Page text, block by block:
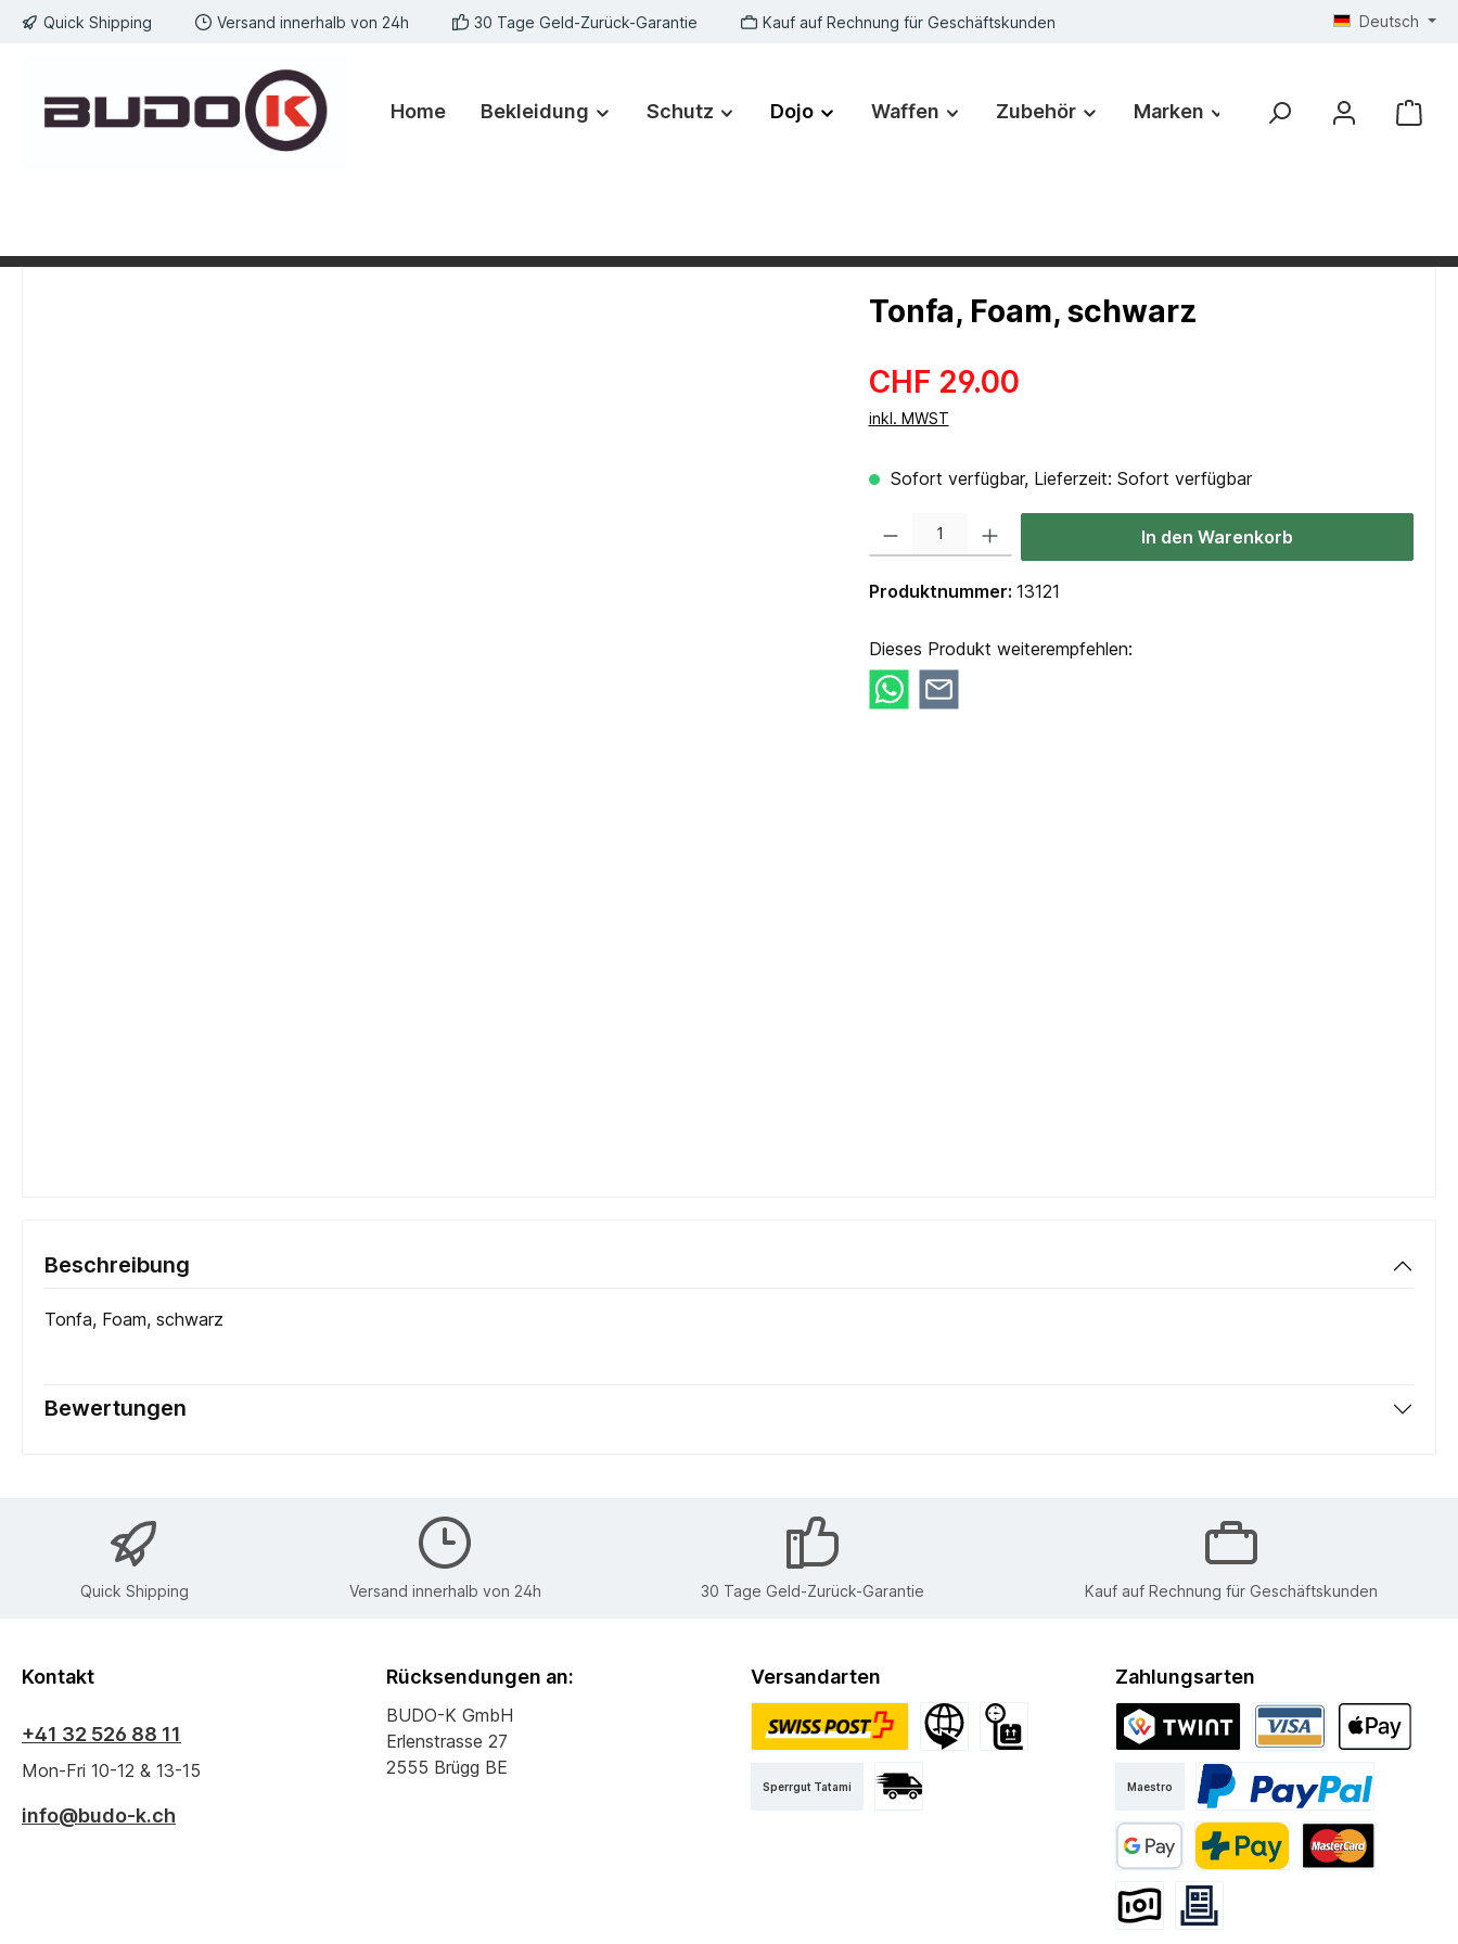
Zur Hauptnavigation springen
Quick Shipping Versand innerhalb von 24h 30 Tage Geld-Zurück-Garantie Kauf auf Rechnung für Geschäftskunden Deutsch
Home Bekleidung Schutz Dojo Waffen Zubehör Marken
Tonfa, Foam, schwarz
CHF 29.00
inkl. MWST
Sofort verfügbar, Lieferzeit: Sofort verfügbar
In den Warenkorb
Produktnummer: 13121
Dieses Produkt weiterempfehlen:
Beschreibung
Tonfa, Foam, schwarz
Bewertungen
Quick Shipping Versand innerhalb von 24h 30 Tage Geld-Zurück-Garantie Kauf auf Rechnung für Geschäftskunden
Kontakt
+41 32 526 88 11
Mon-Fri 10-12 & 13-15
info@budo-k.ch
Rücksendungen an:
BUDO-K GmbH
Erlenstrasse 27
2555 Brügg BE
Versandarten
Sperrgut Tatami
Zahlungsarten
Maestro
PayPal
Google PayPostFinance Pay